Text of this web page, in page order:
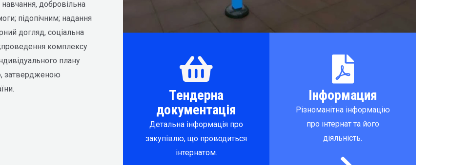
навчання, добровільна
підопічним; надання
догляд, соціальна
комплексу
плану
затвердженою
Тендерна
документація
Детальна інформація про
закупівлю, що проводиться
інтернатом.
Інформация
Різноманітна інформацію
про інтернат та його
діяльність.